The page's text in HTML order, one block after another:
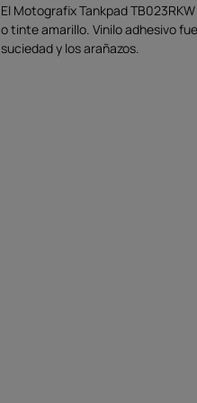
El Motografix Tankpad
o tinte amarillo. Vinilo adhesivo
suciedad y los arañazos.